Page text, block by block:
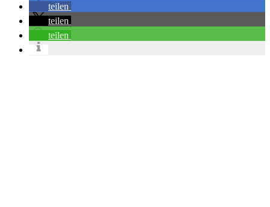
teilen
teilen
teilen